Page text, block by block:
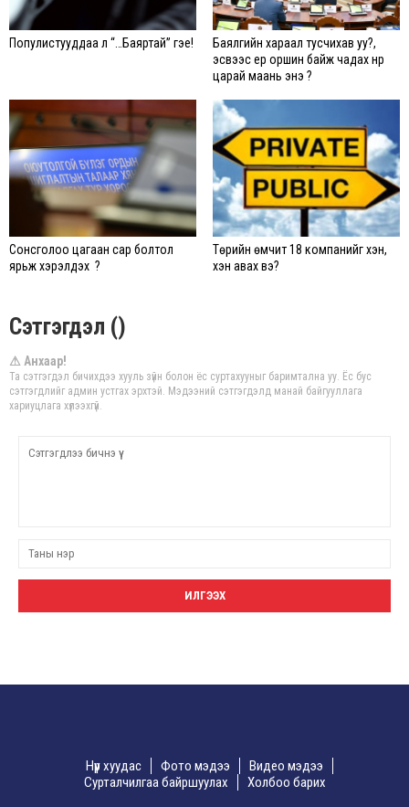
Популистууддаа л “…Баяртай” гэе!
Баялгийн хараал тусчихав уу?,
эсвээс ер оршин байж чадах нүүр
царай маань энэ үү?
Сонсголоо цагаан сар болтол
ярьж хэрэлдэх үү ?
Төрийн өмчит 18 компанийг хэн,
хэн авах вэ?
Сэтгэгдэл ()
⚠ Анхаар!
Та сэтгэгдэл бичихдээ хууль зүйн болон ёс суртахууныг баримтална уу. Ёс бус
сэтгэгдлийг админ устгах эрхтэй. Мэдээний сэтгэгдэлд манай байгууллага
хариуцлага хүлээхгүй.
Нүүр хуудас Фото мэдээ
Видео мэдээ
Сурталчилгаа байршуулах
Холбоо барих